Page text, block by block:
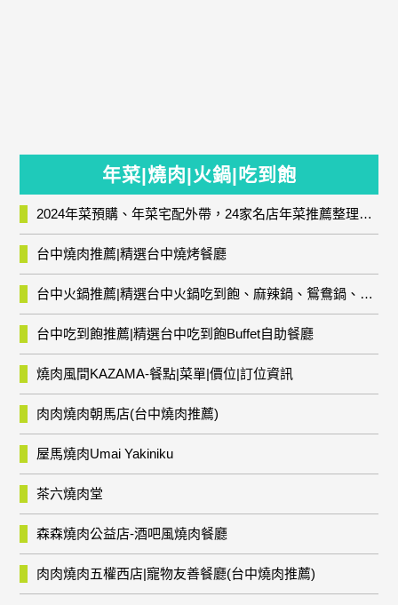
年菜|燒肉|火鍋|吃到飽
2024年菜預購、年菜宅配外帶，24家名店年菜推薦整理，圍爐輕鬆上菜團圓趣
台中燒肉推薦|精選台中燒烤餐廳
台中火鍋推薦|精選台中火鍋吃到飽、麻辣鍋、鴛鴦鍋、石頭火鍋、酸菜白肉鍋、海鮮鍋、燒酒雞、麻油雞、壽喜燒等熱門人氣火鍋店!
台中吃到飽推薦|精選台中吃到飽Buffet自助餐廳
燒肉風間KAZAMA-餐點|菜單|價位|訂位資訊
肉肉燒肉朝馬店(台中燒肉推薦)
屋馬燒肉Umai Yakiniku
茶六燒肉堂
森森燒肉公益店-酒吧風燒肉餐廳
肉肉燒肉五權西店|寵物友善餐廳(台中燒肉推薦)